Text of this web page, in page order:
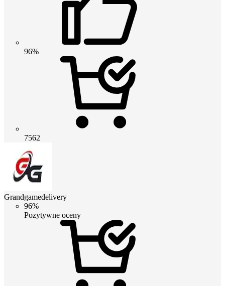
96%
7562
Grandgamedelivery
96%
Pozytywne oceny